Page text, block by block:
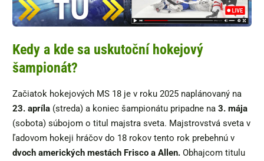
Kedy a kde sa uskutoční hokejový
šampionát?
Začiatok hokejových MS 18 je v roku 2025 naplánovaný na
23. apríla (streda) a koniec šampionátu pripadne na 3. mája
(sobota) súbojom o titul majstra sveta. Majstrovstvá sveta v
ľadovom hokeji hráčov do 18 rokov tento rok prebehnú v
dvoch amerických mestách Frisco a Allen. Obhajcom titulu